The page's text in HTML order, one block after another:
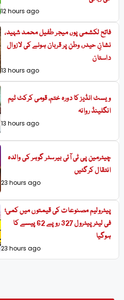
12 hours ago
فاتح لکشمی پور، میجر طفیل محمد شہید،
نشانِ حیدر، وطن پر قربان ہونے کی لازوال
داستان
13 hours ago
ویسٹ انڈیز کا دورہ ختم، قومی کرکٹ ٹیم
انگلینڈ روانہ
13 hours ago
چیئرمین پی ٹی آئی بیرسٹر گوہر کی والدہ
انتقال کرگئیں
23 hours ago
پیٹرولیم مصنوعات کی قیمتوں میں کمی؛
فی لیٹر پیٹرول 327 روپے 62 پیسے کا
ہوگیا
23 hours ago